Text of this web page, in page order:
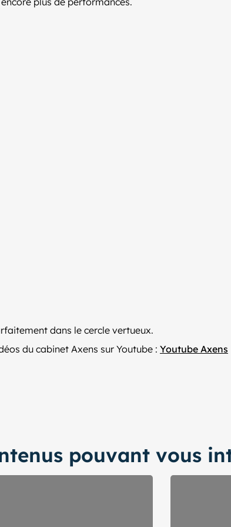
dans le cercle vertueux.
du cabinet Axens sur Youtube : Youtube Axens
pouvant vous